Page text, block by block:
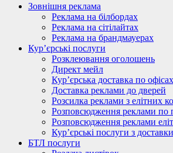
Зовнішня реклама
Реклама на білбордах
Реклама на сітілайтах
Реклама на брандмауерах
Кур’єрські послуги
Розклеювання оголошень
Директ мейл
Кур’єрська доставка по
Доставка реклами до дверей
Розсилка реклами з елітних
Розповсюдження реклами по
Розповсюдження реклами
Кур’єрські послуги з
БТЛ послуги